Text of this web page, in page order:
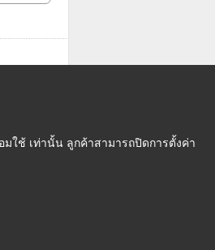
ใช้ เท่านั้น ลูกค้าสามารถปิดการตั้งค่า